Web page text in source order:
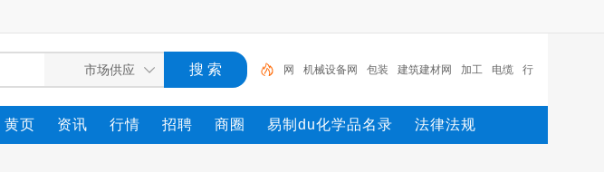
网 机械设备网 包装 建筑建材网 加工 电缆 行
业设备 陶瓷纤维模块 测量 环保设备
黄页 资讯 行情 招聘 商圈 易制du化学品名录 法律法规